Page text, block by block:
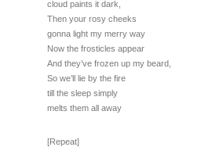
cloud paints it dark,
Then your rosy cheeks
gonna light my merry way
Now the frosticles appear
And they’ve frozen up my beard,
So we’ll lie by the fire
till the sleep simply
melts them all away
[Repeat]